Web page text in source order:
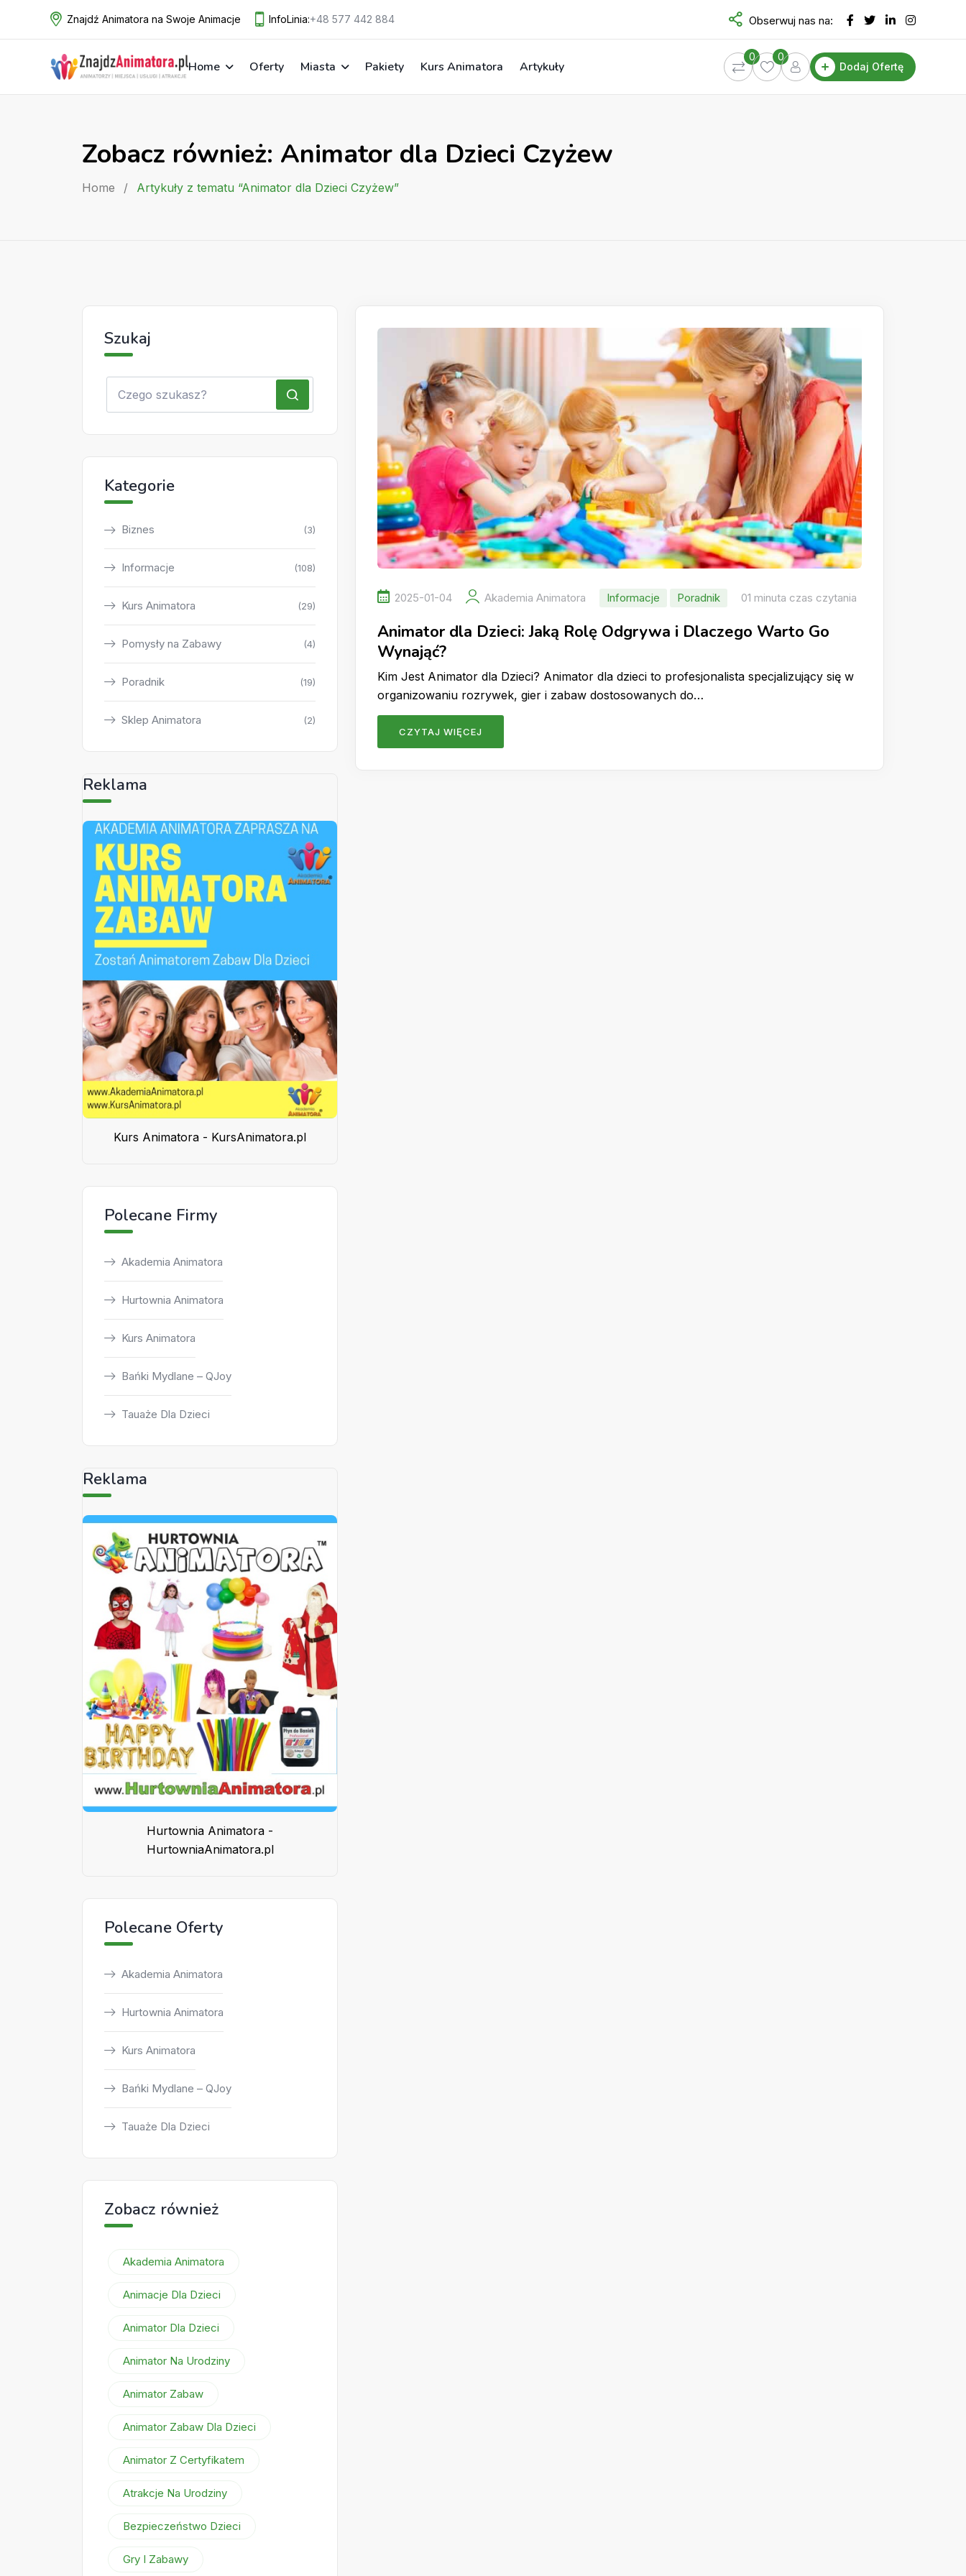
Znajdź Animatora na Swoje Animacje InfoLinia:+48 577 442 884 Obserwuj nas na:
Home Oferty Miasta Pakiety Kurs Animatora Artykuły
0
0
Dodaj Ofertę
Zobacz również: Animator dla Dzieci Czyżew
Home / Artykuły z tematu “Animator dla Dzieci Czyżew”
2025-01-04 Akademia Animatora Informacje Poradnik 01 minuta czas czytania
Animator dla Dzieci: Jaką Rolę Odgrywa i Dlaczego Warto Go
Wynająć?
Kim Jest Animator dla Dzieci? Animator dla dzieci to profesjonalista specjalizujący się w
organizowaniu rozrywek, gier i zabaw dostosowanych do…
CZYTAJ WIĘCEJ
Szukaj
Kategorie
Biznes (3)
Informacje (108)
Kurs Animatora (29)
Pomysły na Zabawy (4)
Poradnik (19)
Sklep Animatora (2)
Reklama
Kurs Animatora - KursAnimatora.pl
Polecane Firmy
Akademia Animatora
Hurtownia Animatora
Kurs Animatora
Bańki Mydlane – QJoy
Tauaże Dla Dzieci
Reklama
Hurtownia Animatora -
HurtowniaAnimatora.pl
Polecane Oferty
Akademia Animatora
Hurtownia Animatora
Kurs Animatora
Bańki Mydlane – QJoy
Tauaże Dla Dzieci
Zobacz również
Akademia Animatora
Animacje Dla Dzieci
Animator Dla Dzieci
Animator Na Urodziny
Animator Zabaw
Animator Zabaw Dla Dzieci
Animator Z Certyfikatem
Atrakcje Na Urodziny
Bezpieczeństwo Dzieci
Gry I Zabawy